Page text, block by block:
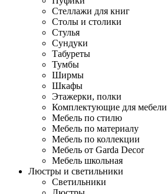
Стеллажи для книг
Столы и столики
Стулья
Сундуки
Табуреты
Тумбы
Ширмы
Шкафы
Этажерки, полки
Комплектующие для мебели
Мебель по стилю
Мебель по материалу
Мебель по коллекции
Мебель от Garda Decor
Мебель школьная
Люстры и светильники
Светильники